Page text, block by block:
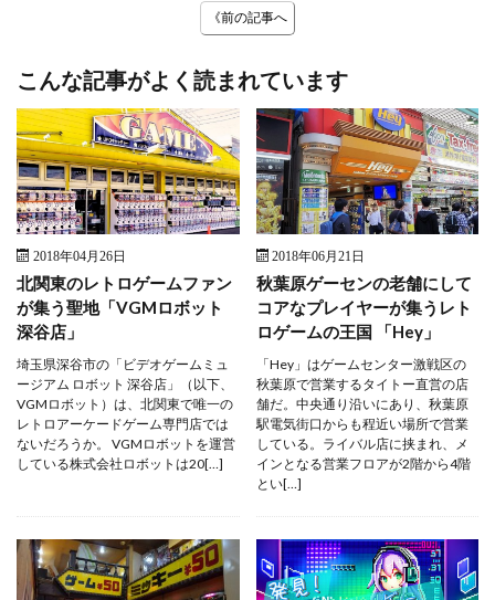
《前の記事へ
こんな記事がよく読まれています
2018年04月26日
北関東のレトロゲームファン
が集う聖地「VGMロボット
深谷店」
埼玉県深谷市の「ビデオゲームミュ
ージアム ロボット 深谷店」（以下、
VGMロボット）は、北関東で唯一の
レトロアーケードゲーム専門店では
ないだろうか。 VGMロボットを運営
している株式会社ロボットは20[…]
2018年06月21日
秋葉原ゲーセンの老舗にして
コアなプレイヤーが集うレト
ロゲームの王国 「Hey」
「Hey」はゲームセンター激戦区の
秋葉原で営業するタイトー直営の店
舗だ。中央通り沿いにあり、秋葉原
駅電気街口からも程近い場所で営業
している。ライバル店に挟まれ、メ
インとなる営業フロアが2階から4階
とい[…]